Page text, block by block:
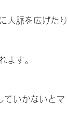
人脈を広げたり
ます。
ていかないとマ